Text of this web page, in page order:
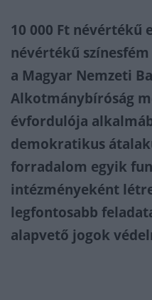
10 000 Ft névértékű
névértékű
a Magyar Nemzeti
Alkotmánybíróság
évfordulója
demokratikus
forradalom egyik
intézményeként
legfontosabb
alapvető jogok